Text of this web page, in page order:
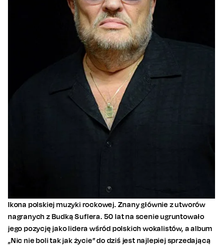
Ikona polskiej muzyki rockowej. Znany głównie z utworów
nagranych z Budką Suflera. 50 lat na scenie ugruntowało
jego pozycję jako lidera wśród polskich wokalistów, a album
„Nic nie boli tak jak życie” do dziś jest najlepiej sprzedającą